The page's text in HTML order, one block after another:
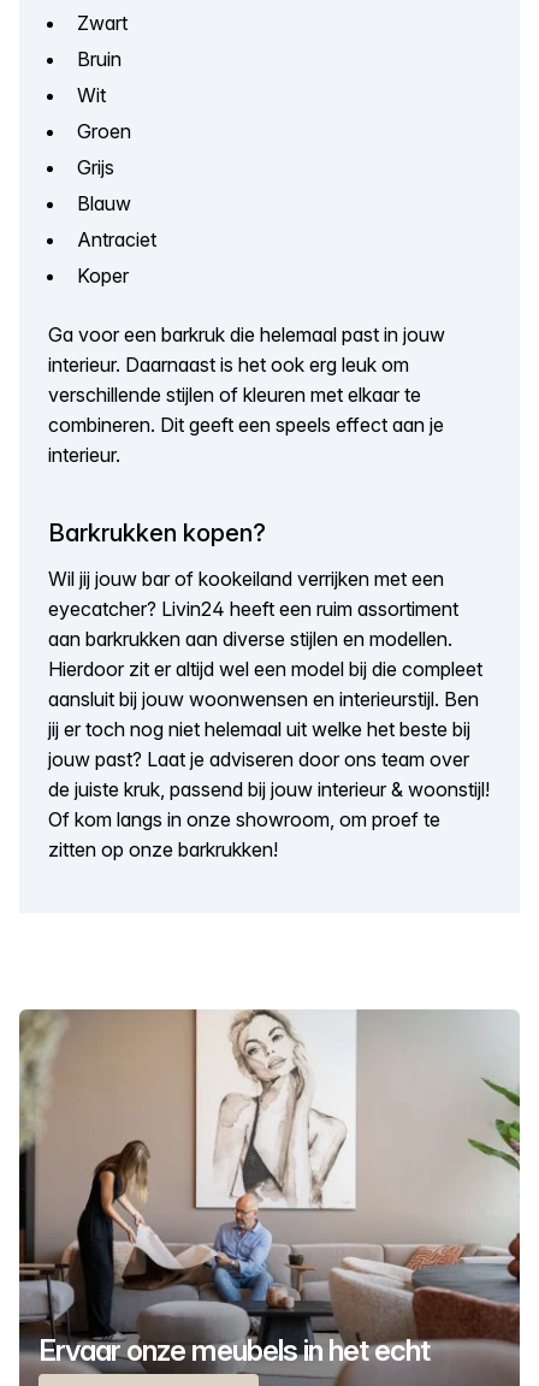
Zwart
Bruin
Wit
Groen
Grijs
Blauw
Antraciet
Koper
Ga voor een barkruk die helemaal past in jouw
interieur. Daarnaast is het ook erg leuk om
verschillende stijlen of kleuren met elkaar te
combineren. Dit geeft een speels effect aan je
interieur.
Barkrukken kopen?
Wil jij jouw bar of kookeiland verrijken met een
eyecatcher? Livin24 heeft een ruim assortiment
aan barkrukken aan diverse stijlen en modellen.
Hierdoor zit er altijd wel een model bij die compleet
aansluit bij jouw woonwensen en interieurstijl. Ben
jij er toch nog niet helemaal uit welke het beste bij
jouw past? Laat je adviseren door ons team over
de juiste kruk, passend bij jouw interieur & woonstijl!
Of kom langs in onze showroom, om proef te
zitten op onze barkrukken!
Ervaar onze meubels in het echt